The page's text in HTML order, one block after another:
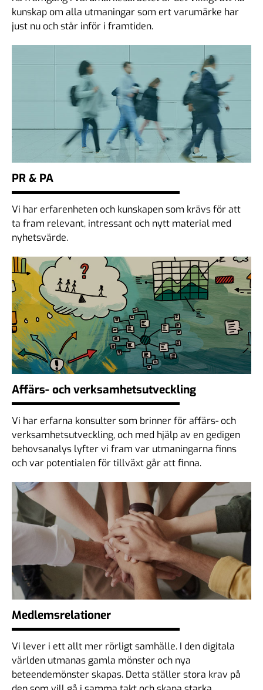
kunskap om alla utmaningar som ert varumärke har
just nu och står inför i framtiden.
PR & PA
Vi har erfarenheten och kunskapen som krävs för att
ta fram relevant, intressant och nytt material med
nyhetsvärde.
Affärs- och verksamhetsutveckling
Vi har erfarna konsulter som brinner för affärs- och
verksamhetsutveckling, och med hjälp av en gedigen
behovsanalys lyfter vi fram var utmaningarna finns
och var potentialen för tillväxt går att finna.
Medlemsrelationer
Vi lever i ett allt mer rörligt samhälle. I den digitala
världen utmanas gamla mönster och nya
beteendemönster skapas. Detta ställer stora krav på